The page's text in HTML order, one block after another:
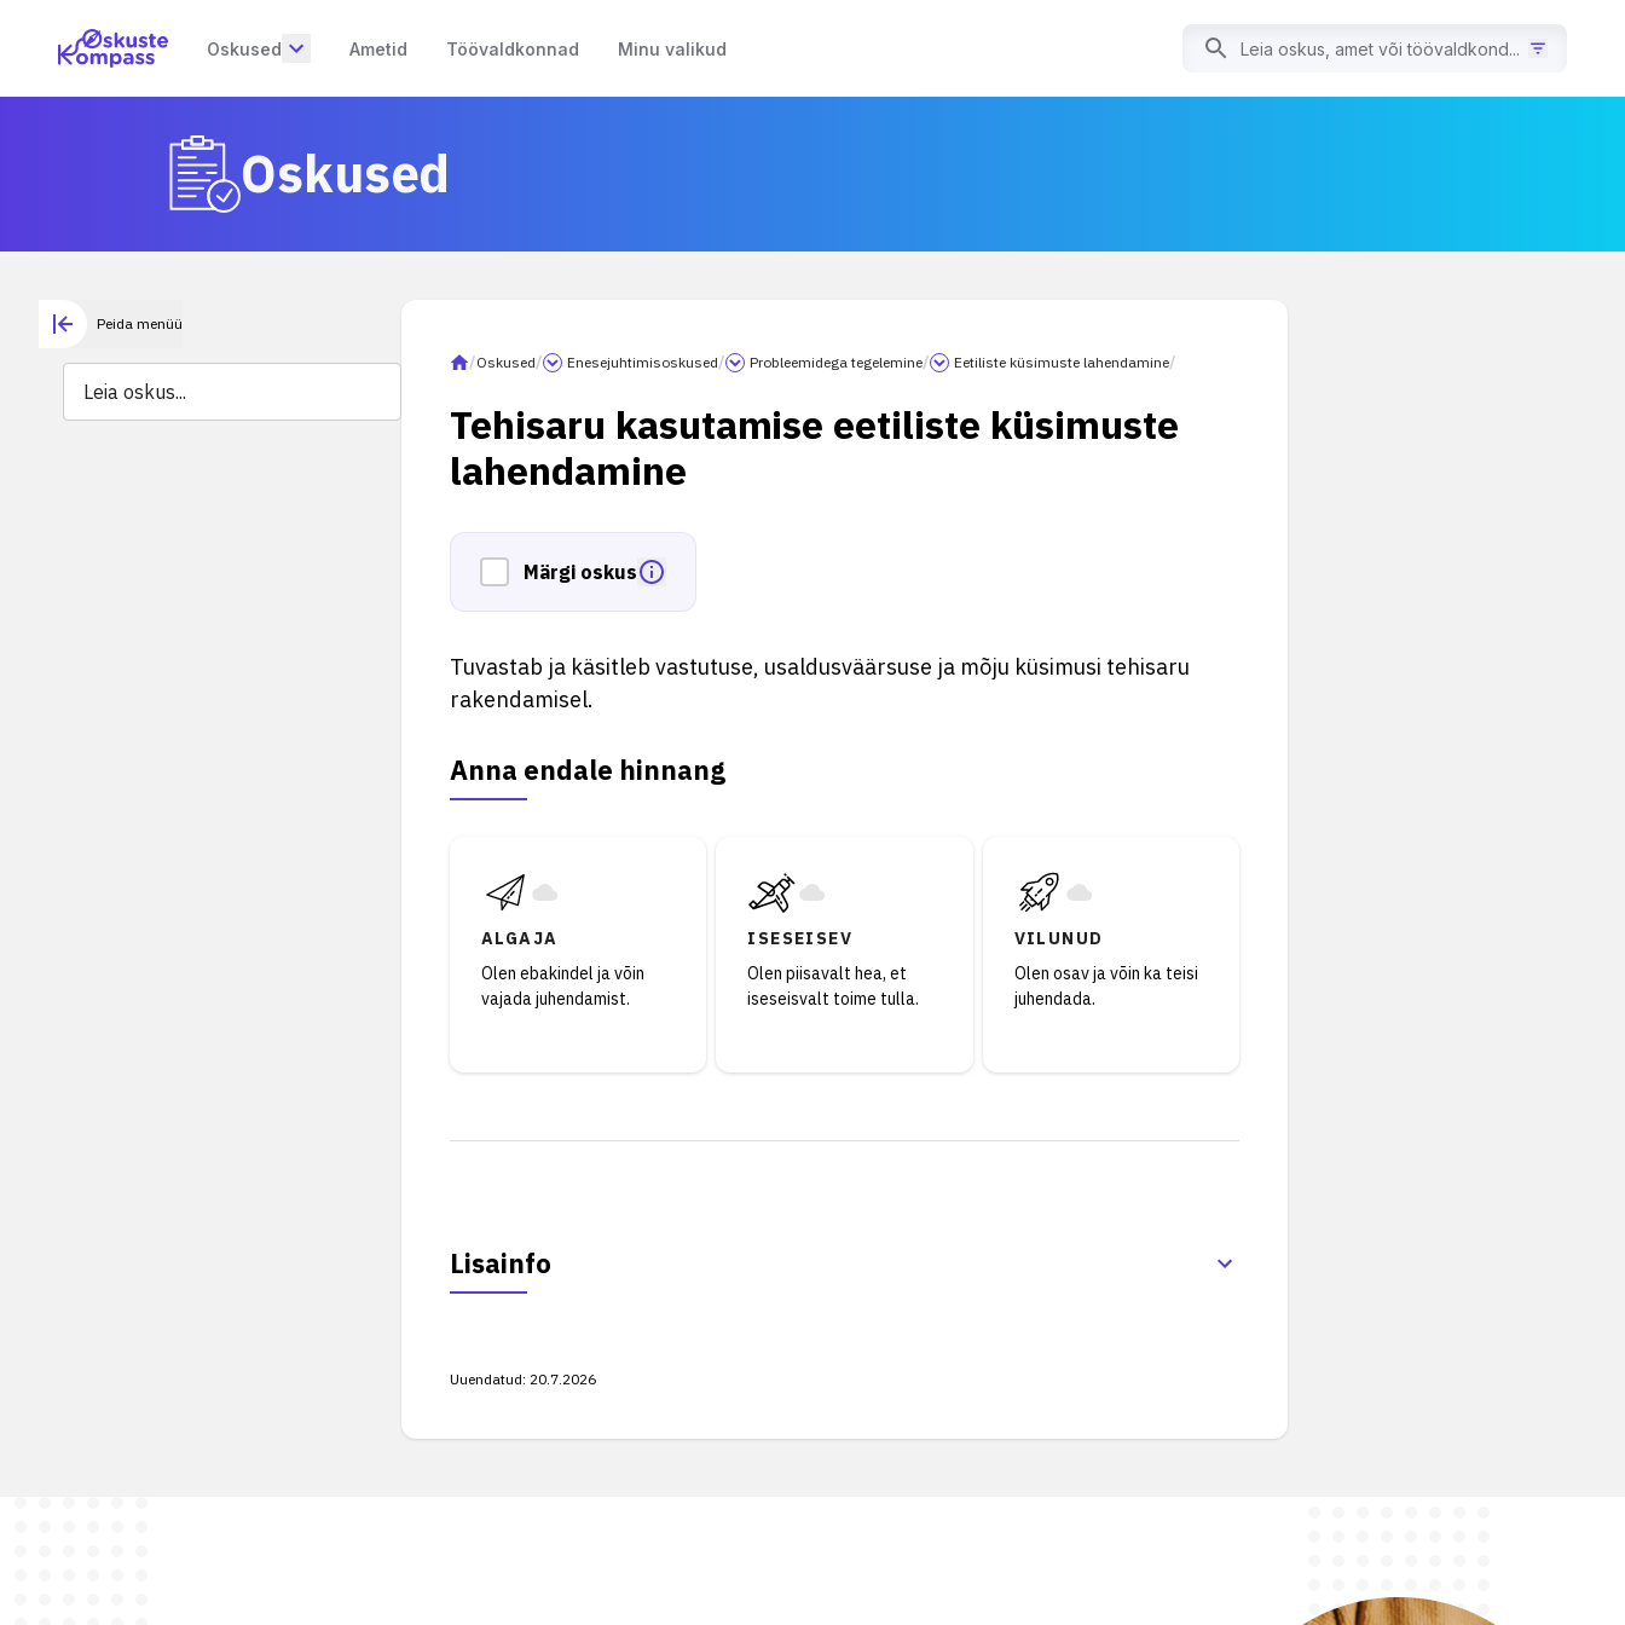
Oskused Ametid Töövaldkonnad Minu valikud
Oskused
Peida menüü
/Oskused/ Enesejuhtimisoskused/ Probleemidega tegelemine/ Eetiliste küsimuste lahendamine/
Tehisaru kasutamise eetiliste küsimuste
lahendamine
Märgi oskus
Tuvastab ja käsitleb vastutuse, usaldusväärsuse ja mõju küsimusi tehisaru
rakendamisel.
Anna endale hinnang
ALGAJA
Olen ebakindel ja võin
vajada juhendamist.
ISESEISEV
Olen piisavalt hea, et
iseseisvalt toime tulla.
VILUNUD
Olen osav ja võin ka teisi
juhendada.
Lisainfo
Uuendatud: 20.7.2026